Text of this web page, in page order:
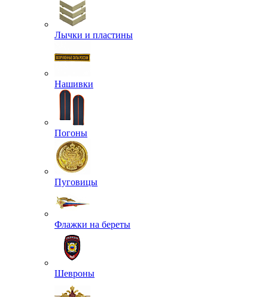
Лычки и пластины
Нашивки
Погоны
Пуговицы
Флажки на береты
Шевроны